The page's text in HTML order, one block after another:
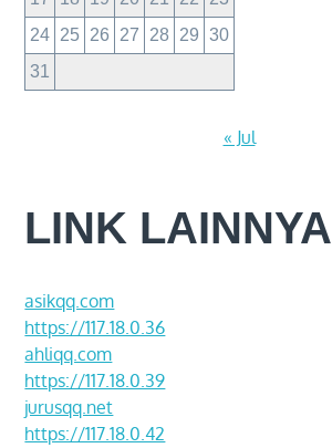
24 25 26 27 28 29
30
31
« Jul
LINK LAINNYA
asikqq.com
https://117.18.0.36
ahliqq.com
https://117.18.0.39
jurusqq.net
https://117.18.0.42